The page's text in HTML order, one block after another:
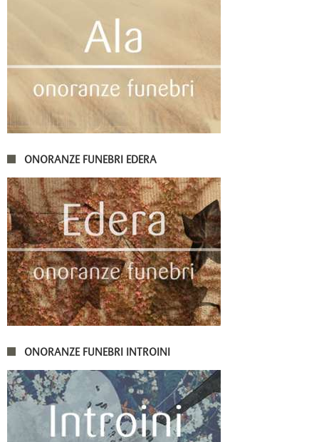
ONORANZE FUNEBRI EDERA
ONORANZE FUNEBRI INTROINI